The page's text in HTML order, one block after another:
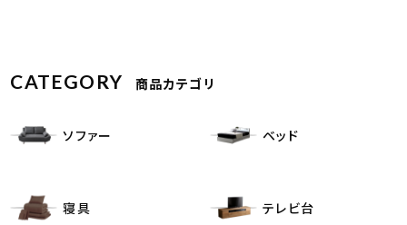
CATEGORY 商品カテゴリ
ソファー ベッド
寝具 テレビ台